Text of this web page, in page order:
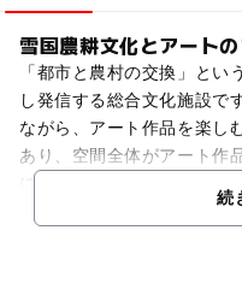
雪国農耕文化とアート
「都市と農村の交換」と
し発信する総合文化施設で
ながら、アート作品を楽し
あり、空間全体がアート作
続